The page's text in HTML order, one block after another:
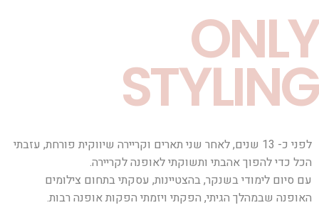
ONLY
STYLING
לפני כ- 13 שנים, לאחר שני תארים וקריירה שיווקית פורחת, עזבתי
הכל כדי להפוך אהבתי ותשוקתי לאופנה לקריירה.
עם סיום לימודי בשנקר, בהצטיינות, עסקתי בתחום צילומים
האופנה שבמהלך הגיתי, הפקתי ויזמתי הפקות אופנה רבות.